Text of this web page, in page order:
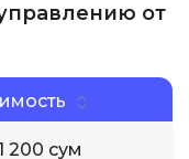
от
200 сум